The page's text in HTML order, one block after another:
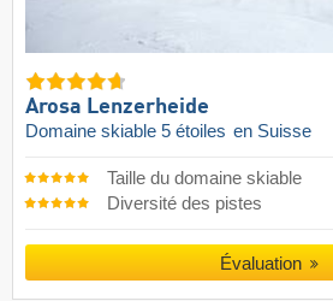
Arosa Lenzerheide
Domaine skiable 5 étoiles en Suisse
Taille du domaine skiable
Diversité des pistes
Évaluation